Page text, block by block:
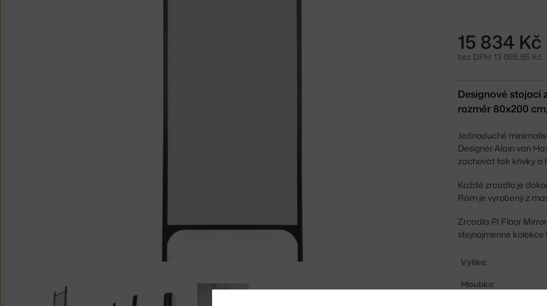
15 834 Kč
bez DPH: 13 085,95 Kč
Designové stojací
rozměr 80x200
Jednoduché
Designér Alain van
zachovat tak křivky a
Každé zrcadlo je
Rám je vyrobený z
Zrcadla PI Floor
stejnojmenné kolekce
Výška:
Hloubka: